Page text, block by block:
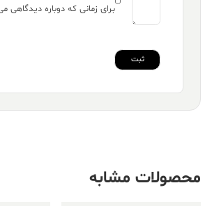
برای زمانی که دوباره دیدگاهی
محصولات مشابه